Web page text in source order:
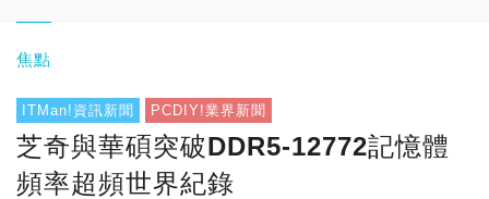
焦點
ITMan!資訊新聞 PCDIY!業界新聞
芝奇與華碩突破DDR5-12772記憶體
頻率超頻世界紀錄